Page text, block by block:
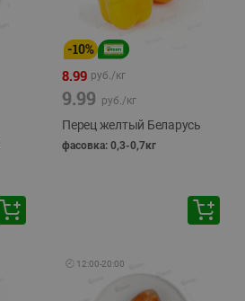
-10%
8.99 руб./кг
9.99 руб./кг
Перец желтый Беларусь
фасовка: 0,3-0,7кг
🕘 12:00-20:00